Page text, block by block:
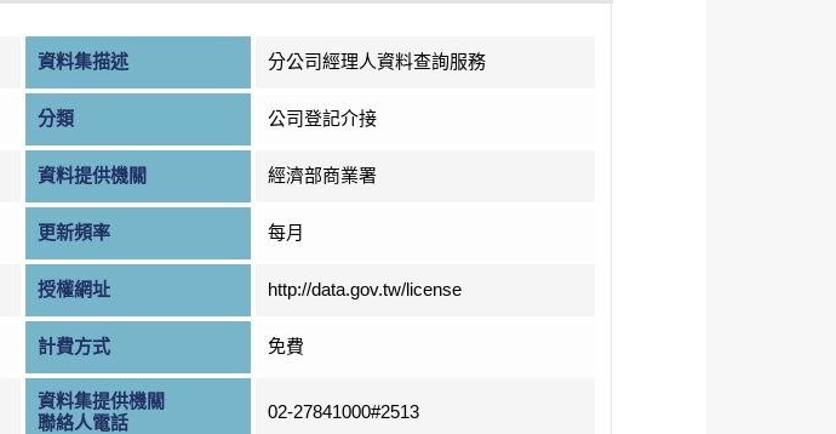
資料集描述 分公司經理人資料查詢服務
分類 公司登記介接
資料提供機關 經濟部商業署
更新頻率 每月
授權網址 http://data.gov.tw/license
計費方式 免費
資料集提供機關
聯絡人電話
02-27841000#2513